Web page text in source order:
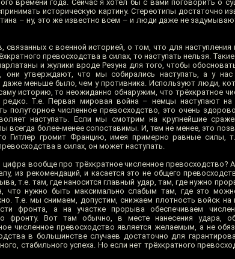
времени года. Сейчас я хотел бы с вами поговорить о
историческую картину. Стереотипы достаточно
– ну, это же известно всем – и люди даже не
связанных с военной историей, о том, что для
превосходства в силах, то наступать нельзя.
и жулики вроде Резуна для того, чтобы
они утверждают, что мы собирались наступать, а у
даже меньше было, чем у противника. Используют люди,
историю, то неожиданно обнаружим, что трёхкратное
Т.е. Первая мировая война – немцы наступают
полуторное численное превосходство, это очень
наступать. Если мы смотрим на крупнейшие
всегда более-менее сопоставимы. И, тем не менее, это
Гитлер громит Францию, имея примерно равные силы,
в силах, он может наступать.
вообще про трёхкратное численное превосходство?
из рекомендаций, и касается это не общего
т.е. там, где наносится главный удар, там, где нужно
что нужно быть максимально слабым там, где это
Т.е. мы снимаем, допустим, снижаем плотность войск на
фронта, а на участке прорыва обеспечиваем
фронту. Вот там обычно, в месте нанесения удара,
численное превосходство является желаемым, а не
в большинстве случаев достаточно для
стабильного успеха. Но если нет трёхкратного